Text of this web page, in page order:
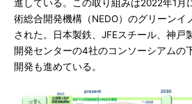
進している。この取り組みは2022年1月
術総合開発機構（NEDO）のグリーンイ
された。日本製鉄、JFEスチール、神戸
開発センターの4社のコンソーシアムの
開発も進めている。